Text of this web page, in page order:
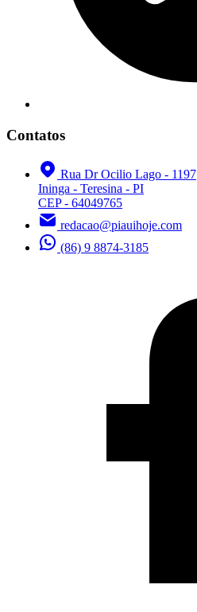
Contatos
Rua Dr Ocilio Lago - 1197
Ininga - Teresina - PI
CEP - 64049765
redacao@piauihoje.com
(86) 9 8874-3185